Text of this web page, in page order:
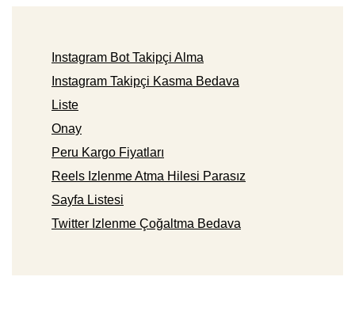
Instagram Bot Takipçi Alma
Instagram Takipçi Kasma Bedava
Liste
Onay
Peru Kargo Fiyatları
Reels Izlenme Atma Hilesi Parasız
Sayfa Listesi
Twitter Izlenme Çoğaltma Bedava